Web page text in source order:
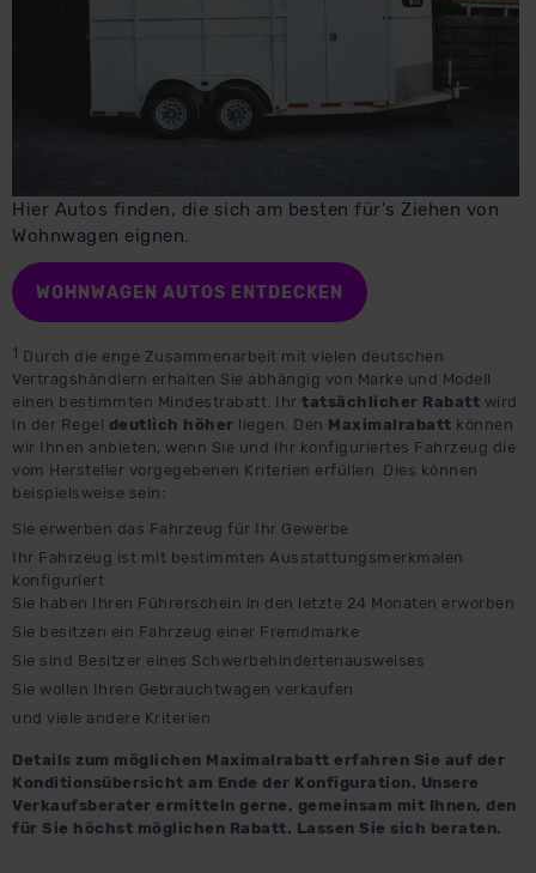
Hier Autos finden, die sich am besten für's Ziehen von
Wohnwagen eignen.
WOHNWAGEN AUTOS ENTDECKEN
1 Durch die enge Zusammenarbeit mit vielen deutschen
Vertragshändlern erhalten Sie abhängig von Marke und Modell
einen bestimmten Mindestrabatt. Ihr tatsächlicher Rabatt wird
in der Regel deutlich höher liegen. Den Maximalrabatt können
wir Ihnen anbieten, wenn Sie und Ihr konfiguriertes Fahrzeug die
vom Hersteller vorgegebenen Kriterien erfüllen. Dies können
beispielsweise sein:
Sie erwerben das Fahrzeug für Ihr Gewerbe
Ihr Fahrzeug ist mit bestimmten Ausstattungsmerkmalen
konfiguriert
Sie haben Ihren Führerschein in den letzte 24 Monaten erworben
Sie besitzen ein Fahrzeug einer Fremdmarke
Sie sind Besitzer eines Schwerbehindertenausweises
Sie wollen Ihren Gebrauchtwagen verkaufen
und viele andere Kriterien
Details zum möglichen Maximalrabatt erfahren Sie auf der
Konditionsübersicht am Ende der Konfiguration. Unsere
Verkaufsberater ermitteln gerne, gemeinsam mit Ihnen, den
für Sie höchst möglichen Rabatt. Lassen Sie sich beraten.